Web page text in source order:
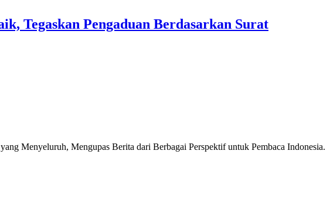
Tegaskan Pengaduan Berdasarkan Surat
Menyeluruh, Mengupas Berita dari Berbagai Perspektif untuk Pembaca Indonesia.